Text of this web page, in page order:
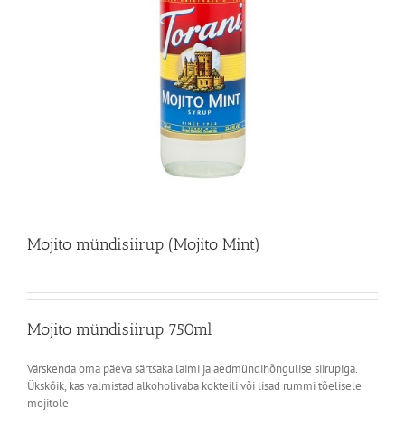
Mojito mündisiirup (Mojito Mint)
Mojito mündisiirup 750ml
Värskenda oma päeva särtsaka laimi ja aedmündihõngulise siirupiga.
Ükskõik, kas valmistad alkoholivaba kokteili või lisad rummi tõelisele
mojitole